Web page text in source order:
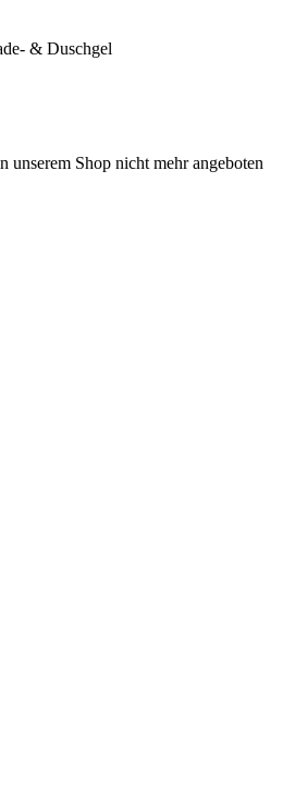
& Duschgel
unserem Shop nicht mehr angeboten